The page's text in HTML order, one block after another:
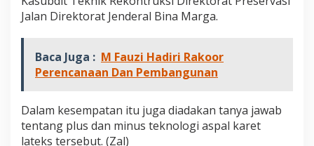
e
n
r
i
a
P
U
P
Jalan Direktorat Jenderal Bina Marga.
Baca Juga : M Fauzi Hadiri Rakoor
Perencanaan Dan Pembangunan
Dalam kesempatan itu juga diadakan tanya jawab
tentang plus dan minus teknologi aspal karet
lateks tersebut. (Zal)